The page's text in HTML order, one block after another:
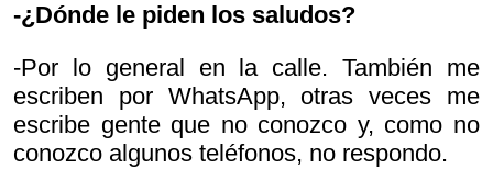
-¿Dónde le piden los saludos?
-Por lo general en la calle. También me
escriben por WhatsApp, otras veces me
escribe gente que no conozco y, como no
conozco algunos teléfonos, no respondo.